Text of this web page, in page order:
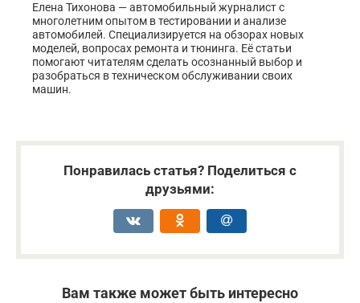
Елена Тихонова — автомобильный журналист с
многолетним опытом в тестировании и анализе
автомобилей. Специализируется на обзорах новых
моделей, вопросах ремонта и тюнинга. Её статьи
помогают читателям сделать осознанный выбор и
разобраться в техническом обслуживании своих
машин.
Понравилась статья? Поделиться с
друзьями:
Вам также может быть интересно